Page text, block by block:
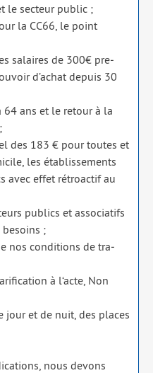
le sec­teur public ;
la CC66, le point
salaires de 300€ pre­
d’achat depuis 30
64 ans et le retour à la
des 183 € pour toutes et
les éta­blis­se­ments
avec effet rétro­ac­tif au
publics et asso­cia­tifs
;
nos condi­tions de tra­
à l‘acte, Non
jour et de nuit, des places
nous devons